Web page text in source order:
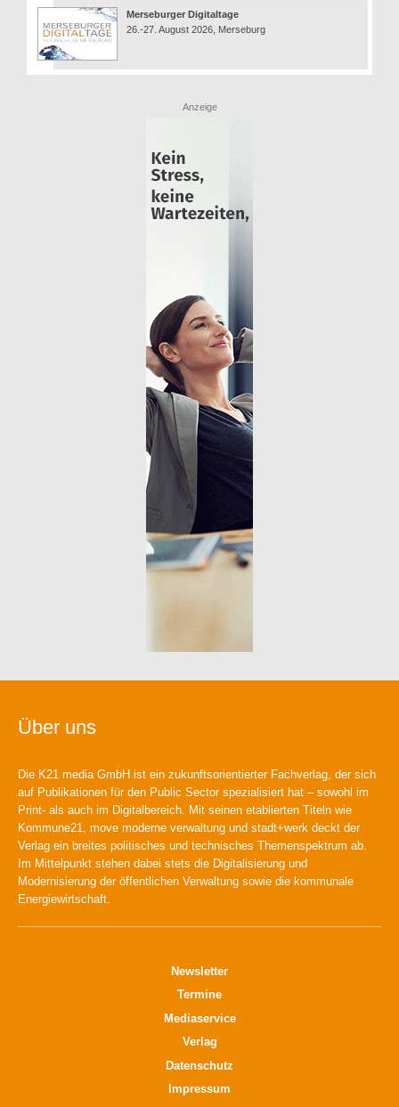
Merseburger Digitaltage
26.-27. August 2026, Merseburg
Anzeige
Über uns
Die K21 media GmbH ist ein zukunftsorientierter Fachverlag, der sich
auf Publikationen für den Public Sector spezialisiert hat – sowohl im
Print- als auch im Digitalbereich. Mit seinen etablierten Titeln wie
Kommune21, move moderne verwaltung und stadt+werk deckt der
Verlag ein breites politisches und technisches Themenspektrum ab.
Im Mittelpunkt stehen dabei stets die Digitalisierung und
Modernisierung der öffentlichen Verwaltung sowie die kommunale
Energiewirtschaft.
Newsletter
Termine
Mediaservice
Verlag
Datenschutz
Impressum